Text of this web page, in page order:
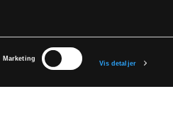
Marketing
Vis detaljer
nyhedsbrev og accepterer vores